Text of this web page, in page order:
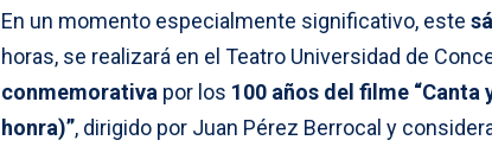
En un momento especialmente significativo, este
horas, se realizará en el Teatro Universidad de
conmemorativa por los 100 años del filme
honra)”, dirigido por Juan Pérez Berrocal y